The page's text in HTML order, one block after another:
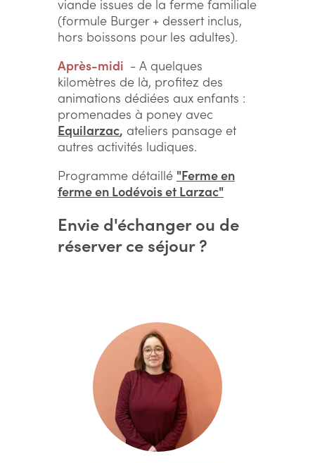
viande issues de la ferme familiale
(formule Burger + dessert inclus,
hors boissons pour les adultes).
Après-midi - A quelques
kilomètres de là, profitez des
animations dédiées aux enfants :
promenades à poney avec
Equilarzac, ateliers pansage et
autres activités ludiques.
Programme détaillé "Ferme en
ferme en Lodévois et Larzac"
Envie d'échanger ou de
réserver ce séjour ?